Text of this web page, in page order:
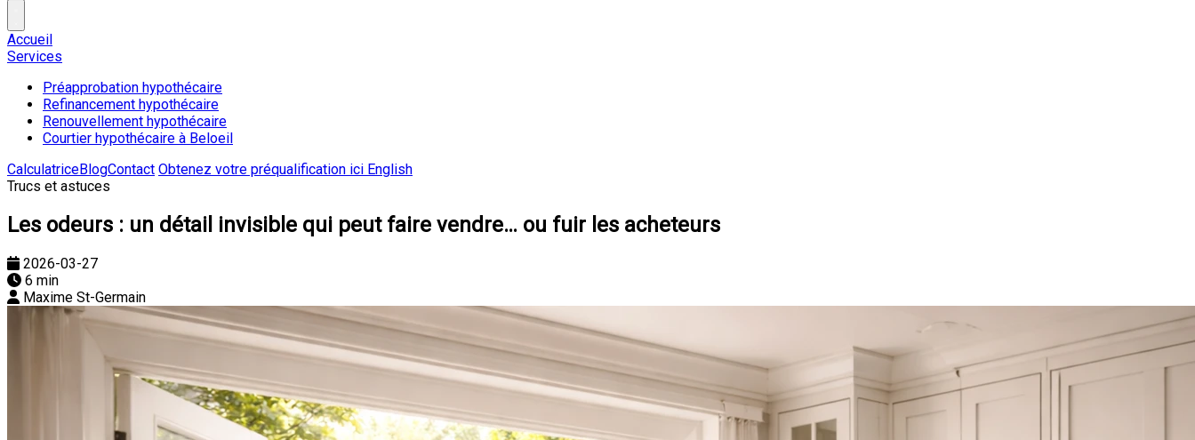
Accueil
Services
Préapprobation hypothécaire
Refinancement hypothécaire
Renouvellement hypothécaire
Courtier hypothécaire à Beloeil
CalculatriceBlogContact Obtenez votre préqualification ici English
Trucs et astuces
Les odeurs : un détail invisible qui peut faire vendre… ou fuir les acheteurs
2026-03-27
6 min
Maxime St-Germain